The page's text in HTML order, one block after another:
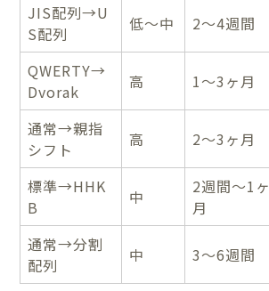
JIS配列→U
S配列
低〜中 2〜4週間
QWERTY→
Dvorak
高 1〜3ヶ月
通常→親指
シフト
高 2〜3ヶ月
標準→HHK
B
中
2週間〜1ヶ
月
通常→分割
配列
中 3〜6週間